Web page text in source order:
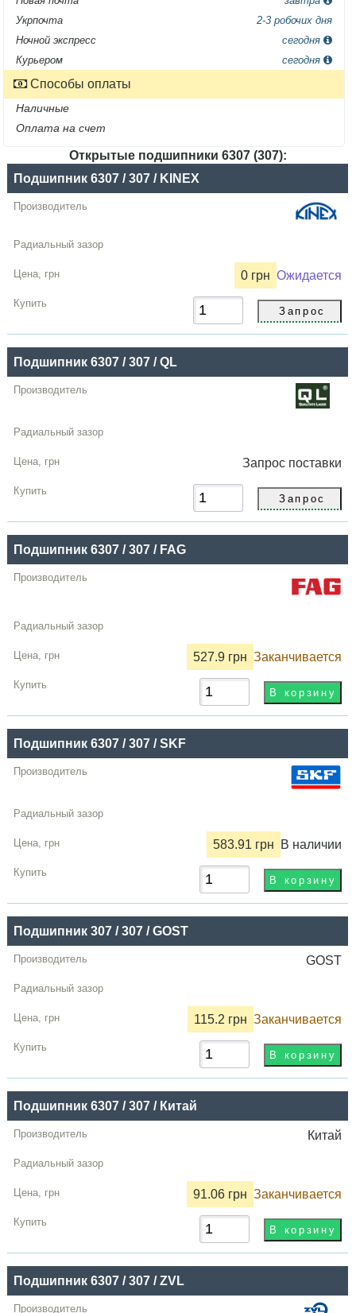
Укрпочта
2-3 робочих дня
Ночной экспресс
сегодня
Курьером
сегодня
Способы оплаты
Наличные
Оплата на счет
Открытые подшипники 6307 (307):
Название
Производитель
Радиальный
зазор
Цена,
грн
Подшипник 6307 / 307 / KINEX
0 грн Ожидается
Подшипник 6307 / 307 / QL
Запрос поставки
Подшипник 6307 / 307 / FAG
527.9 грн Заканчивается
Подшипник 6307 / 307 / SKF
583.91 грн В наличии
Подшипник 307 / 307 / GOST
GOST
115.2 грн Заканчивается
Подшипник 6307 / 307 / Китай
Китай
91.06 грн Заканчивается
Подшипник 6307 / 307 / ZVL